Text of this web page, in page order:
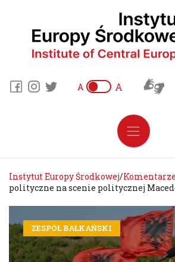
A A
Instytut Europy Środkowej/Komentarze
polityczne na scenie politycznej
ZESPÓŁ BAŁKAŃSKI